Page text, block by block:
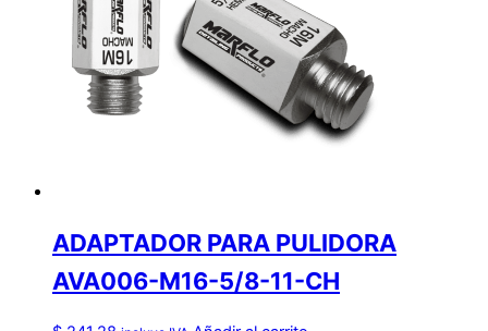
ADAPTADOR PARA PULIDORA
AVA006-M16-5/8-11-CH